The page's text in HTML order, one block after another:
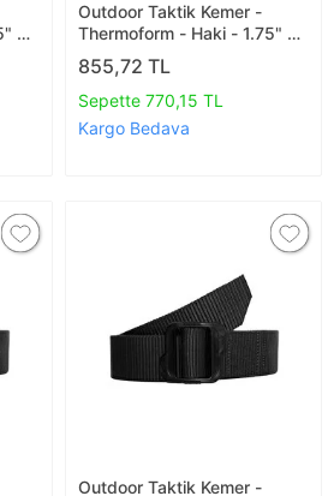
38
Outdoor Taktik Kemer -
Thermoform - Haki - 1.75" 44
Mm 130 Cm
855,72 TL
Sepette 770,15 TL
Kargo Bedava
Outdoor Taktik Kemer -